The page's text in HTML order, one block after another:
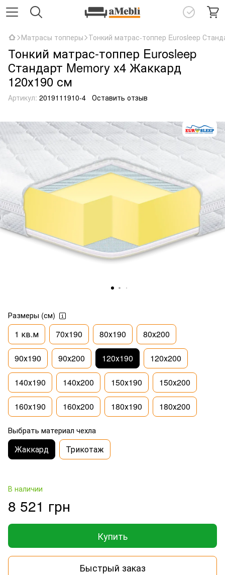
Матрасы топперы Тонкий матрас-топпер Eurosleep
Тонкий матрас-топпер Eurosleep
Стандарт Memory х4 Жаккард
120х190 см
Артикул: 2019111910-4 Оставить отзыв
Размеры (см)
1 кв.м 70х190 80х190 80х200
90х190 90х200 120х190 120х200
140х190 140х200 150х190 150х200
160х190 160х200 180х190 180х200
Выбрать материал чехла
Жаккард Трикотаж
В наличии
8 521 грн
Купить
Быстрый заказ